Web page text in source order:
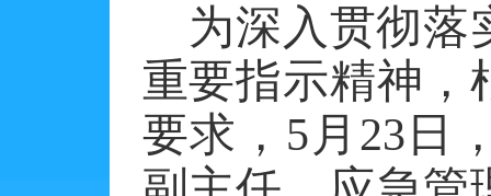
为深入贯彻落
重要指示精神，
要求， 5 月 23 日